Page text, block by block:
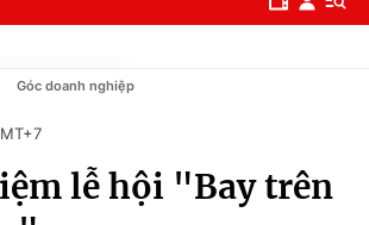
Góc doanh nghiệp
lễ hội "Bay trên